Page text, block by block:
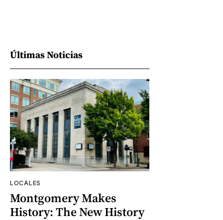
Últimas Noticias
LOCALES
Montgomery Makes
History: The New History